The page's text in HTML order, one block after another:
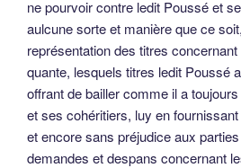
ne pourvoir contre ledit Poussé et
aulcune sorte et manière que ce
représentation des titres
quante, lesquels titres ledit Poussé
offrant de bailler comme il a
et ses cohéritiers, luy en
et encore sans préjudice aux
demandes et despans concernant